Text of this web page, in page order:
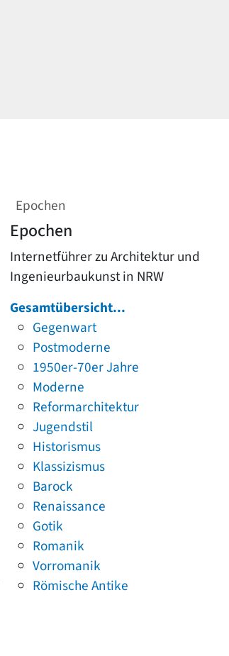
Epochen
Epochen
Internetführer zu Architektur und
Ingenieurbaukunst in NRW
Gesamtübersicht...
Gegenwart
Postmoderne
1950er-70er Jahre
Moderne
Reformarchitektur
Jugendstil
Historismus
Klassizismus
Barock
Renaissance
Gotik
Romanik
Vorromanik
Römische Antike